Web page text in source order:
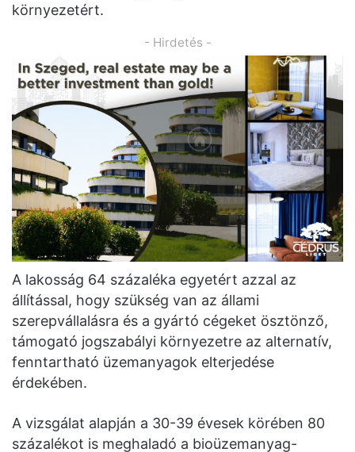
környezetért.
- Hirdetés -
A lakosság 64 százaléka egyetért azzal az
állítással, hogy szükség van az állami
szerepvállalásra és a gyártó cégeket ösztönző,
támogató jogszabályi környezetre az alternatív,
fenntartható üzemanyagok elterjedése
érdekében.
A vizsgálat alapján a 30-39 évesek körében 80
százalékot is meghaladó a bioüzemanyag-